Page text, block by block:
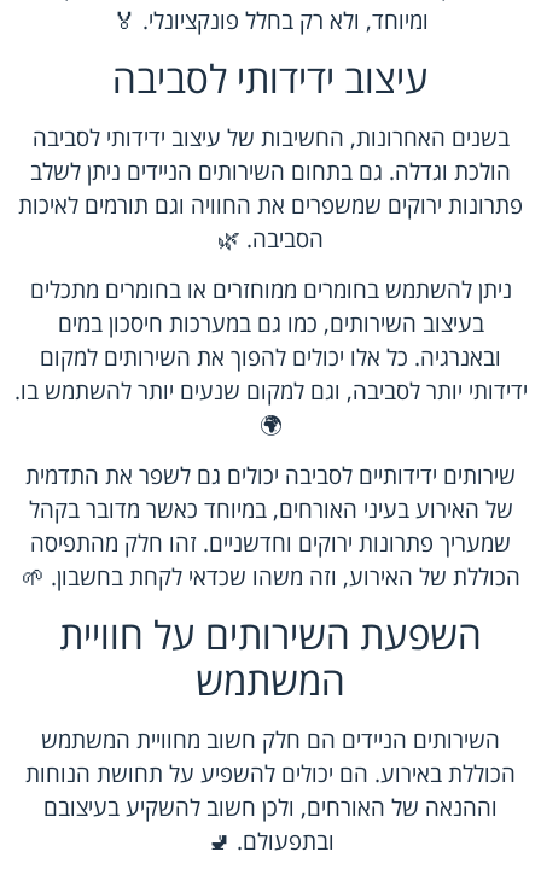
ומיוחד, ולא רק בחלל פונקציונלי. 🏅
עיצוב ידידותי לסביבה
בשנים האחרונות, החשיבות של עיצוב ידידותי לסביבה
הולכת וגדלה. גם בתחום השירותים הניידים ניתן לשלב
פתרונות ירוקים שמשפרים את החוויה וגם תורמים לאיכות
הסביבה. 🌿
ניתן להשתמש בחומרים ממוחזרים או בחומרים מתכלים
בעיצוב השירותים, כמו גם במערכות חיסכון במים
ובאנרגיה. כל אלו יכולים להפוך את השירותים למקום
ידידותי יותר לסביבה, וגם למקום שנעים יותר להשתמש בו.
🌍
שירותים ידידותיים לסביבה יכולים גם לשפר את התדמית
של האירוע בעיני האורחים, במיוחד כאשר מדובר בקהל
שמעריך פתרונות ירוקים וחדשניים. זהו חלק מהתפיסה
הכוללת של האירוע, וזה משהו שכדאי לקחת בחשבון. 🌱
השפעת השירותים על חוויית
המשתמש
השירותים הניידים הם חלק חשוב מחוויית המשתמש
הכוללת באירוע. הם יכולים להשפיע על תחושת הנוחות
וההנאה של האורחים, ולכן חשוב להשקיע בעיצובם
ובתפעולם. 🚽